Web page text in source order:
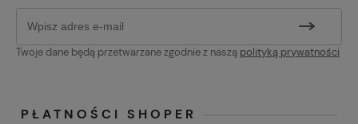
Twoje dane będą przetwarzane zgodnie z naszą polityką prywatności
PŁATNOŚCI SHOPER